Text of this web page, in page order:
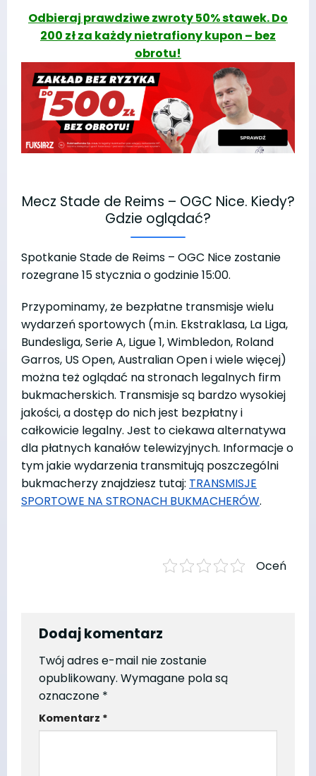
Odbieraj prawdziwe zwroty 50% stawek. Do
200 zł za każdy nietrafiony kupon – bez
obrotu!
Mecz Stade de Reims – OGC Nice. Kiedy?
Gdzie oglądać?
Spotkanie Stade de Reims – OGC Nice zostanie
rozegrane 15 stycznia o godzinie 15:00.
Przypominamy, że bezpłatne transmisje wielu
wydarzeń sportowych (m.in. Ekstraklasa, La Liga,
Bundesliga, Serie A, Ligue 1, Wimbledon, Roland
Garros, US Open, Australian Open i wiele więcej)
można też oglądać na stronach legalnych firm
bukmacherskich. Transmisje są bardzo wysokiej
jakości, a dostęp do nich jest bezpłatny i
całkowicie legalny. Jest to ciekawa alternatywa
dla płatnych kanałów telewizyjnych. Informacje o
tym jakie wydarzenia transmitują poszczególni
bukmacherzy znajdziesz tutaj: TRANSMISJE
SPORTOWE NA STRONACH BUKMACHERÓW.
Oceń
Dodaj komentarz
Twój adres e-mail nie zostanie
opublikowany. Wymagane pola są
oznaczone *
Komentarz *